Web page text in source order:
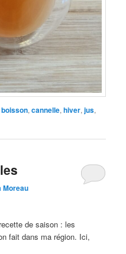
boisson,cannelle,hiver,jus,
Moreau
de saison : les
fait dans ma région. Ici,